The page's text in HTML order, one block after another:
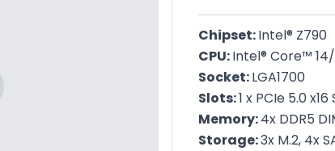
Chipset: Intel® Z790
CPU: Intel® Core™
Socket: LGA1700
Slots: 1 x PCIe 5.0
Memory: 4x DDR5
Storage: 3x M.2, 4x